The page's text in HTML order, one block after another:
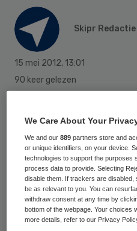
Skipr Redactie
15 mei 2012, 13:01
90 keer gelezen
Ton Ruikes treedt
bij Ziekenhuisgroep
de raad van bestuur.
verantwoordelijk
kwaliteit en
ziekenhuizen in
We Care About Your
We and our889 partners store and
or unique identifiers, on your device.
technologies to support the purposes
process data to provide. Selecting
disable them. If trackers are
be as relevant to you. You can
withdraw consent at any time by
bottom of the webpage. Your choices
more details, refer to our Privacy